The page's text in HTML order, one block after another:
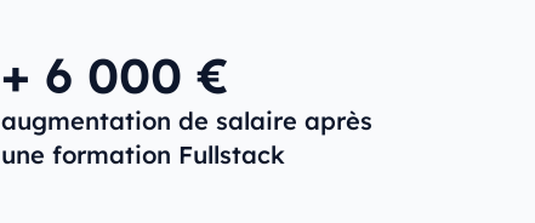
+ 6 000 €
augmentation de salaire après
une formation Fullstack